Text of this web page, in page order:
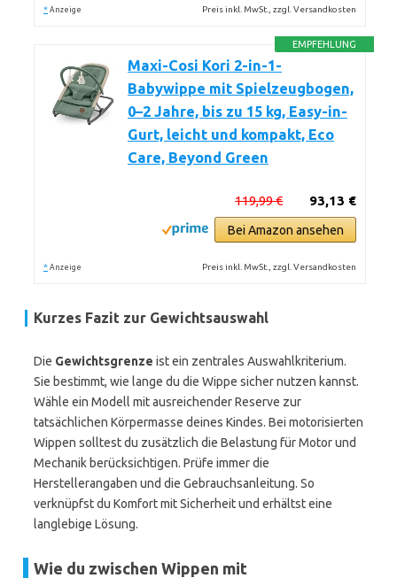
* Anzeige Preis inkl. MwSt., zzgl. Versandkosten
EMPFEHLUNG
Maxi-Cosi Kori 2-in-1-
Babywippe mit Spielzeugbogen,
0–2 Jahre, bis zu 15 kg, Easy-in-
Gurt, leicht und kompakt, Eco
Care, Beyond Green
93,13 €
119,99 €
Bei Amazon ansehen
* Anzeige Preis inkl. MwSt., zzgl. Versandkosten
Kurzes Fazit zur Gewichtsauswahl
Die Gewichtsgrenze ist ein zentrales Auswahlkriterium.
Sie bestimmt, wie lange du die Wippe sicher nutzen kannst.
Wähle ein Modell mit ausreichender Reserve zur
tatsächlichen Körpermasse deines Kindes. Bei motorisierten
Wippen solltest du zusätzlich die Belastung für Motor und
Mechanik berücksichtigen. Prüfe immer die
Herstellerangaben und die Gebrauchsanleitung. So
verknüpfst du Komfort mit Sicherheit und erhältst eine
langlebige Lösung.
Wie du zwischen Wippen mit